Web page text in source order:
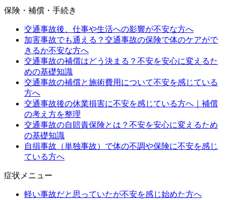
保険・補償・手続き
交通事故後、仕事や生活への影響が不安な方へ
加害事故でも通える？交通事故の保険で体のケアがで
きるか不安な方へ
交通事故の補償はどう決まる？不安を安心に変えるた
めの基礎知識
交通事故の補償と施術費用について不安を感じている
方へ
交通事故後の休業損害に不安を感じている方へ｜補償
の考え方を整理
交通事故の自賠責保険とは？不安を安心に変えるため
の基礎知識
自損事故（単独事故）で体の不調や保険に不安を感じ
ている方へ
症状メニュー
軽い事故だと思っていたが不安を感じ始めた方へ